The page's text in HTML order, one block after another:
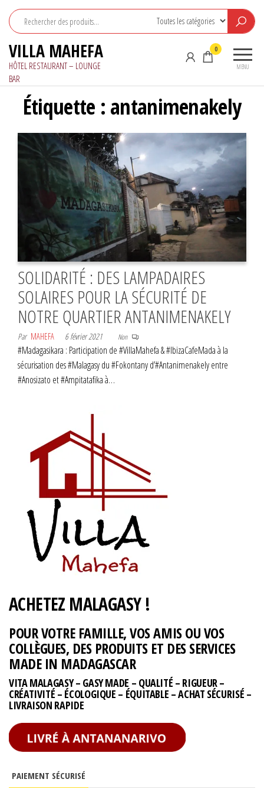
contenu
VILLA MAHEFA
HÔTEL RESTAURANT – LOUNGE
BAR
MENU
0
Étiquette : antanimenakely
SOLIDARITÉ : DES LAMPADAIRES
SOLAIRES POUR LA SÉCURITÉ DE
NOTRE QUARTIER ANTANIMENAKELY
Par MAHEFA 6 février 2021 Non
#Madagasikara : Participation de #VillaMahefa & #IbizaCafeMada à la
sécurisation des #Malagasy du #Fokontany d’#Antanimenakely entre
#Anosizato et #Ampitatafika à…
ACHETEZ MALAGASY !
POUR VOTRE FAMILLE, VOS AMIS OU VOS
COLLÈGUES, DES PRODUITS ET DES SERVICES
MADE IN MADAGASCAR
VITA MALAGASY – GASY MADE – QUALITÉ – RIGUEUR –
CRÉATIVITÉ – ÉCOLOGIQUE – ÉQUITABLE – ACHAT SÉCURISÉ –
LIVRAISON RAPIDE
PAIEMENT SÉCURISÉ